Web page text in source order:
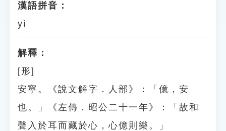
漢語拼音：
yì
解釋：
[形]
安寧。《說文解字．人部》：「億，安
也。」《左傳．昭公二十一年》：「故和
聲入於耳而藏於心，心億則樂。」